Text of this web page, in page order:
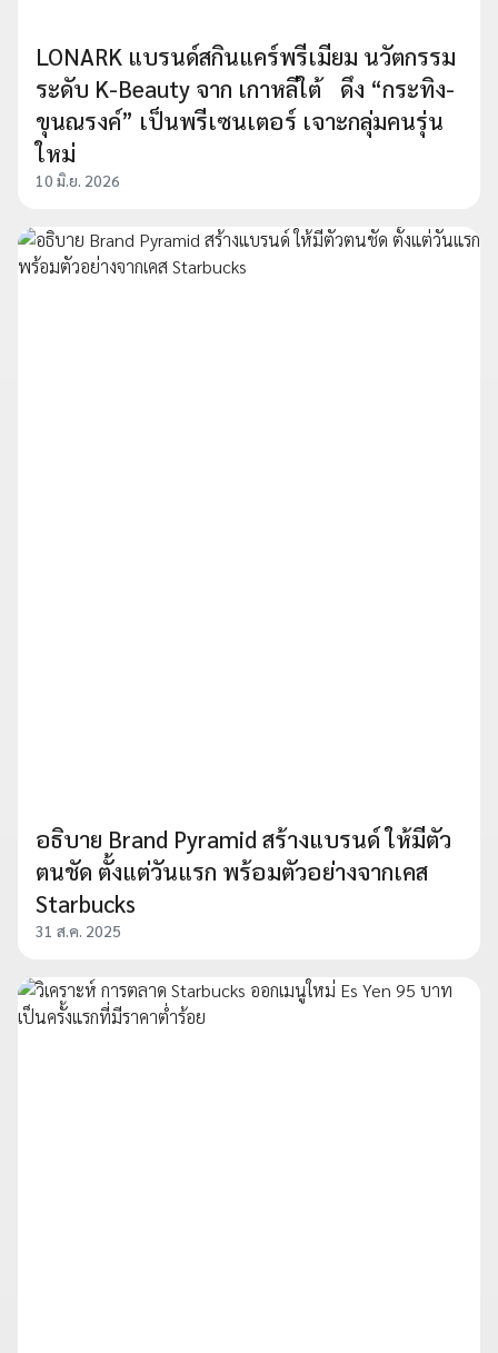
LONARK แบรนด์สกินแคร์พรีเมียม นวัตกรรม
ระดับ K-Beauty จาก เกาหลีใต้ ดึง “กระทิง-
ขุนณรงค์” เป็นพรีเซนเตอร์ เจาะกลุ่มคนรุ่น
ใหม่
10 มิ.ย. 2026
อธิบาย Brand Pyramid สร้างแบรนด์ ให้มีตัว
ตนชัด ตั้งแต่วันแรก พร้อมตัวอย่างจากเคส
Starbucks
31 ส.ค. 2025